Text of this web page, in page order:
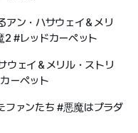
アン・ハサウェイ＆メリ
#レッドカーペット
ウェイ＆メリル・ストリ
ーペット
ファンたち #悪魔はプラダ